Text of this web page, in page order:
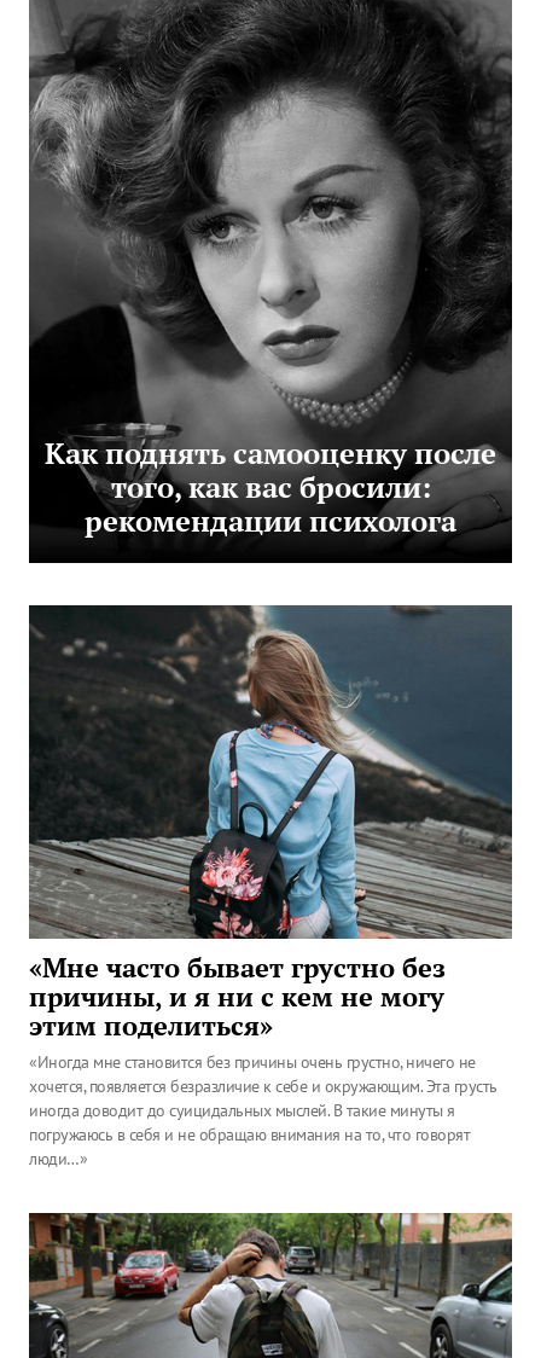
Как поднять самооценку после
того, как вас бросили:
рекомендации психолога
«Мне часто бывает грустно без
причины, и я ни с кем не могу
этим поделиться»
«Иногда мне становится без причины очень грустно, ничего не
хочется, появляется безразличие к себе и окружающим. Эта грусть
иногда доводит до суицидальных мыслей. В такие минуты я
погружаюсь в себя и не обращаю внимания на то, что говорят
люди…»